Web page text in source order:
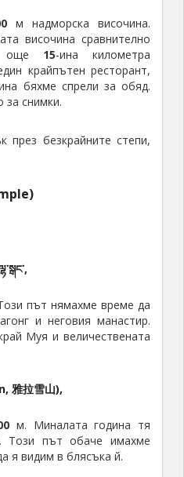
м надморска височина.
височина сравнително
още 15-ина километра
крайпътен ресторант,
бяхме спрели за обяд.
за снимки.
безкрайните степи,
път нямахме време да
и неговия манастир.
Муя и величествената
雅拉雪山),
м. Миналата година тя
Този път обаче имахме
я видим в блясъка й.